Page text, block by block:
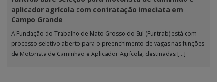
aplicador agrícola com contratação imediata em
Campo Grande
A Fundação do Trabalho de Mato Grosso do Sul (Funtrab) está com
processo seletivo aberto para o preenchimento de vagas nas funções
de Motorista de Caminhão e Aplicador Agrícola, destinadas […]